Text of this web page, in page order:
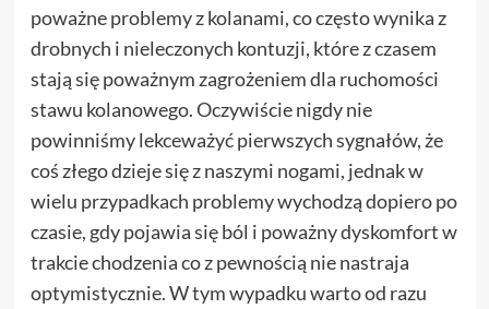
poważne problemy z kolanami, co często wynika z
drobnych i nieleczonych kontuzji, które z czasem
stają się poważnym zagrożeniem dla ruchomości
stawu kolanowego. Oczywiście nigdy nie
powinniśmy lekceważyć pierwszych sygnałów, że
coś złego dzieje się z naszymi nogami, jednak w
wielu przypadkach problemy wychodzą dopiero po
czasie, gdy pojawia się ból i poważny dyskomfort w
trakcie chodzenia co z pewnością nie nastraja
optymistycznie. W tym wypadku warto od razu